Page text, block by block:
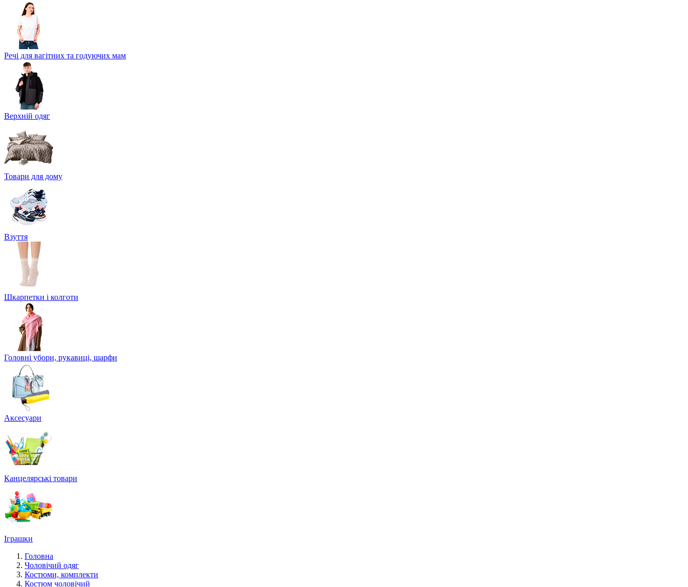
Речі для вагітних та годуючих мам
Верхній одяг
Товари для дому
Взуття
Шкарпетки і колготи
Головні убори, рукавиці, шарфи
Аксесуари
Канцелярські товари
Іграшки
Головна
Чоловічий одяг
Костюми, комплекти
Костюм чоловічий